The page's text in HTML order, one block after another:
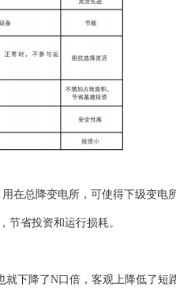
在总降变电所，可使得下级变电
节省投资和运行损耗。
下降了N口倍，客观上降低了短